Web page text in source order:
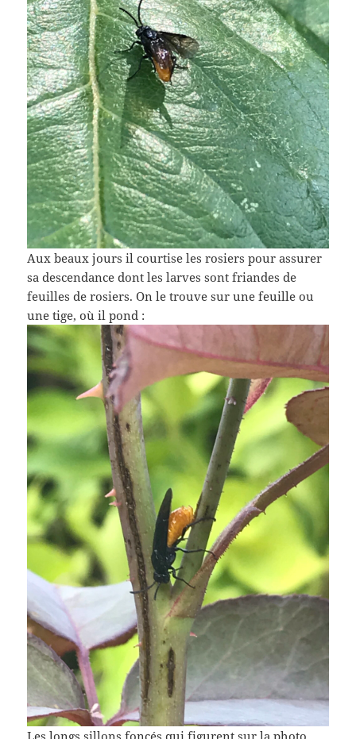
Aux beaux jours il courtise les rosiers pour assurer
sa descendance dont les larves sont friandes de
feuilles de rosiers. On le trouve sur une feuille ou
une tige, où il pond :
Les longs sillons foncés qui figurent sur la photo